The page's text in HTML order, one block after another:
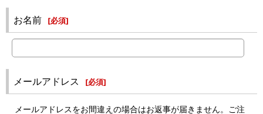
お名前 [必須]
メールアドレス [必須]
メールアドレスをお間違えの場合はお返事が届きません。ご注